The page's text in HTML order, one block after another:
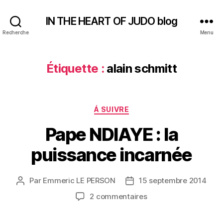
Recherche
IN THE HEART OF JUDO blog
Menu
Étiquette : alain schmitt
Catégories
Á SUIVRE
Pape NDIAYE : la
puissance incarnée
Auteur
Par Emmeric LE PERSON
Date
de
15 septembre 2014
2 commentairessur